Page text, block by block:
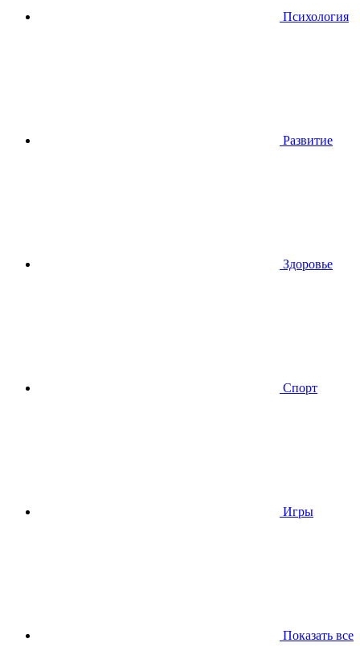
Психология
Развитие
Здоровье
Спорт
Игры
Показать все